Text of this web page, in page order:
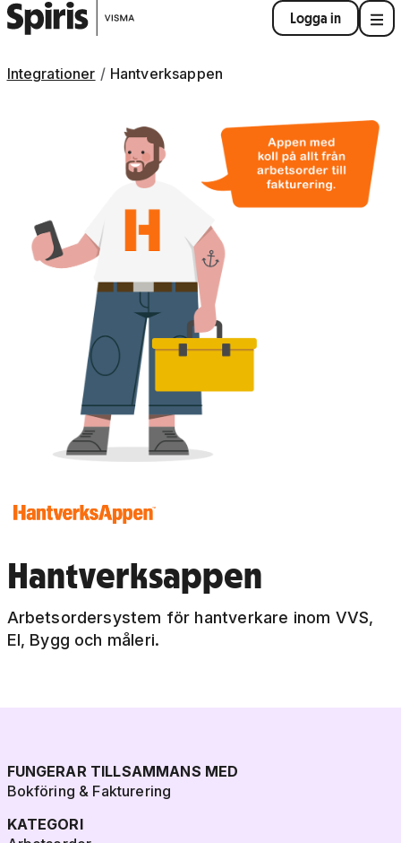
Logga in
Integrationer Hantverksappen
Hantverksappen
Arbetsordersystem för hantverkare inom VVS,
El, Bygg och måleri.
FUNGERAR TILLSAMMANS MED
Bokföring & Fakturering
KATEGORI